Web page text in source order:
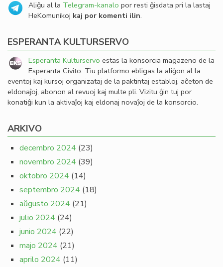
Aliĝu al la Telegram-kanalo por resti ĝisdata pri la lastaj
HeKomunikoj kaj por komenti ilin.
ESPERANTA KULTURSERVO
Esperanta Kulturservo estas la konsorcia magazeno de la
Esperanta Civito. Tiu platformo ebligas la aliĝon al la
eventoj kaj kursoj organizataj de la paktintaj establoj, aĉeton de
eldonaĵoj, abonon al revuoj kaj multe pli. Vizitu ĝin tuj por
konatiĝi kun la aktivaĵoj kaj eldonaj novaĵoj de la konsorcio.
ARKIVO
decembro 2024 (23)
novembro 2024 (39)
oktobro 2024 (14)
septembro 2024 (18)
aŭgusto 2024 (21)
julio 2024 (24)
junio 2024 (22)
majo 2024 (21)
aprilo 2024 (11)